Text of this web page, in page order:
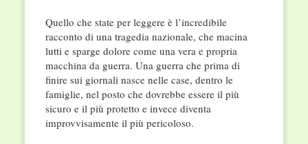
Quello che state per leggere è l’incredibile
racconto di una tragedia nazionale, che macina
lutti e sparge dolore come una vera e propria
macchina da guerra. Una guerra che prima di
finire sui giornali nasce nelle case, dentro le
famiglie, nel posto che dovrebbe essere il più
sicuro e il più protetto e invece diventa
improvvisamente il più pericoloso.